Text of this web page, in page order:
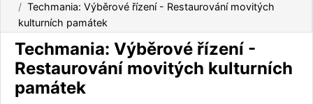
Techmania: Výběrové řízení - Restaurování movitých
kulturních památek
Techmania: Výběrové řízení -
Restaurování movitých kulturních
památek